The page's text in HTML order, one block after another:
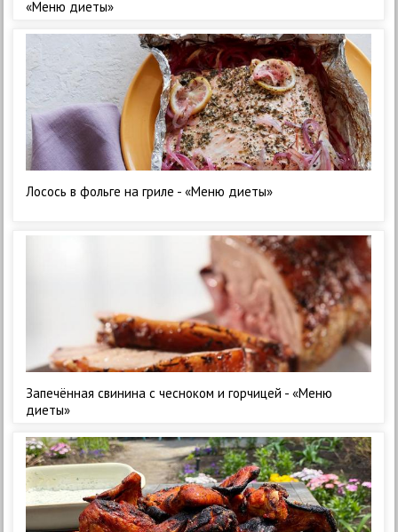
«Меню диеты»
Лосось в фольге на гриле - «Меню диеты»
Запечённая свинина с чесноком и горчицей - «Меню
диеты»